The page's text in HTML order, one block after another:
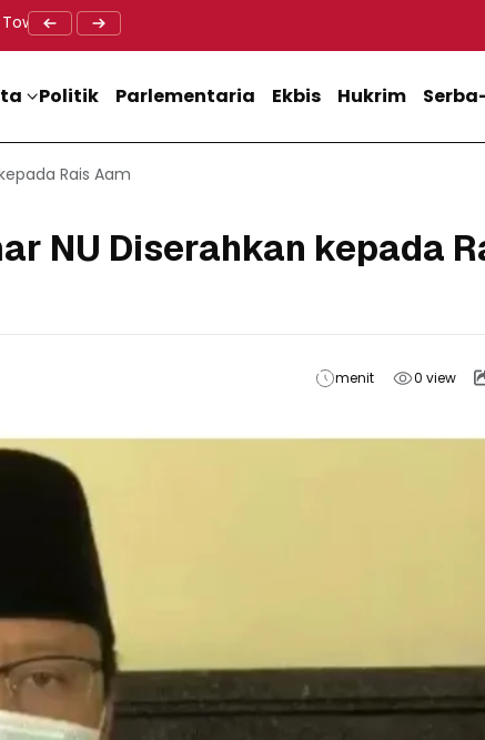
BTS, Diwa : Nyawa dan Keselamatan Warga Lebih
Doa Lintas Agama Perkuat Semangat Persatuan Jelang
Politik Parlementaria Ekbis Hukrim
Rais Aam
NU Diserahkan kepada
menit 0view